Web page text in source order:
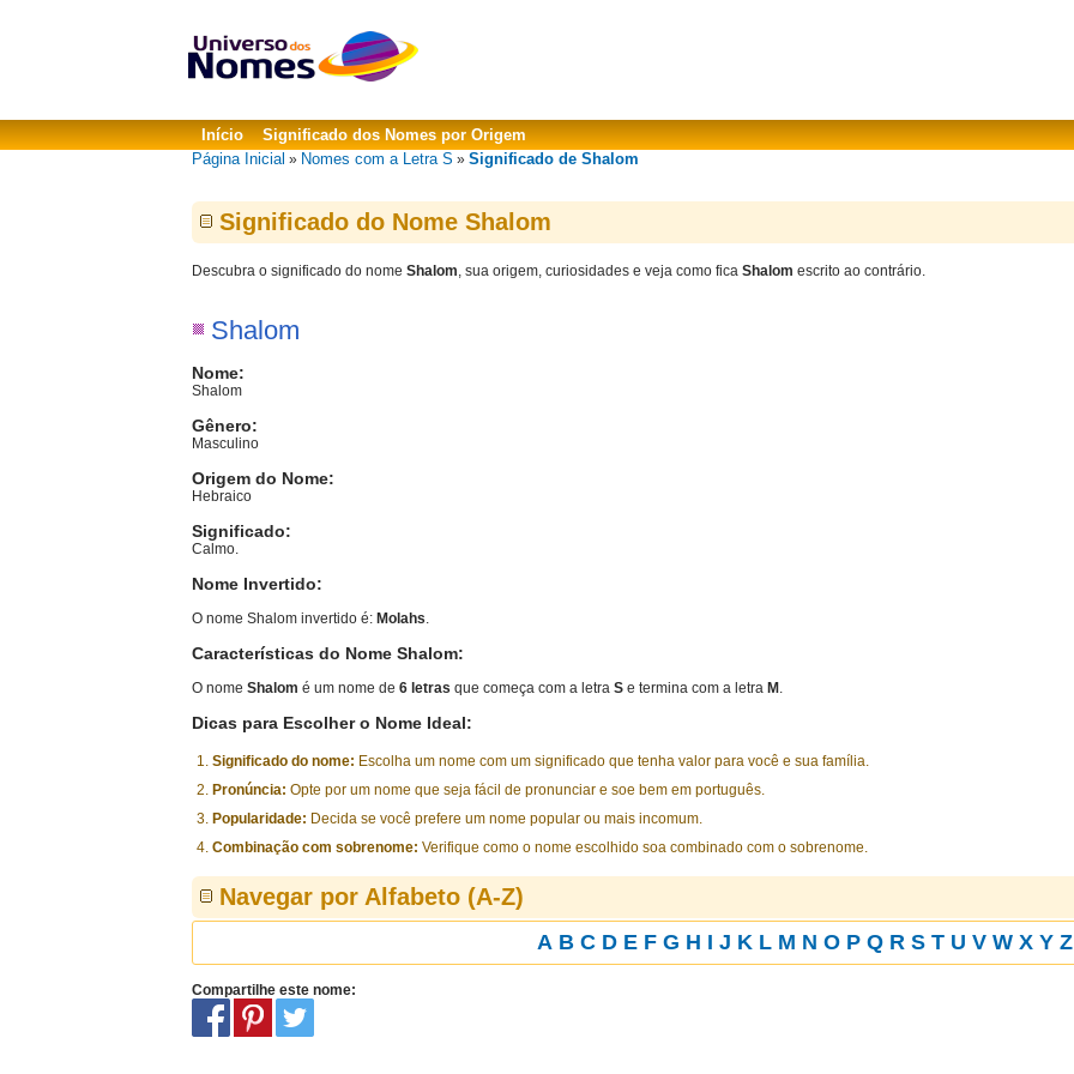
Início
Significado dos Nomes por Origem
Página Inicial » Nomes com a Letra S » Significado de Shalom
Significado do Nome Shalom
Descubra o significado do nome Shalom, sua origem, curiosidades e veja como fica Shalom escrito ao contrário.
Shalom
Nome:
Shalom
Gênero:
Masculino
Origem do Nome:
Hebraico
Significado:
Calmo.
Nome Invertido:
O nome Shalom invertido é: Molahs.
Características do Nome Shalom:
O nome Shalom é um nome de 6 letras que começa com a letra S e termina com a letra M .
Dicas para Escolher o Nome Ideal:
Significado do nome: Escolha um nome com um significado que tenha valor para você e sua família.
Pronúncia: Opte por um nome que seja fácil de pronunciar e soe bem em português.
Popularidade: Decida se você prefere um nome popular ou mais incomum.
Combinação com sobrenome: Verifique como o nome escolhido soa combinado com o sobrenome.
Navegar por Alfabeto (A-Z)
A B C D E F G H I J K L M N O P Q R S T U V W X Y Z
Compartilhe este nome: